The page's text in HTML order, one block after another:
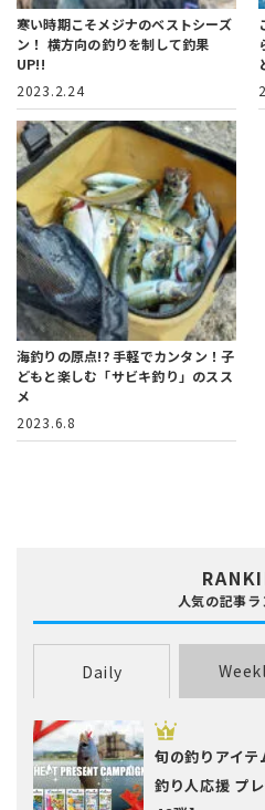
寒い時期こそメジナのベストシーズ
ン！ 横方向の釣りを制して釣果
UP!!
2023.2.24
海釣りの原点!?手軽でカンタン！子
どもと楽しむ「サビキ釣り」のスス
メ
2023.6.8
人気の記事
Daily
旬の釣りアイテ
釣り人応援 プ